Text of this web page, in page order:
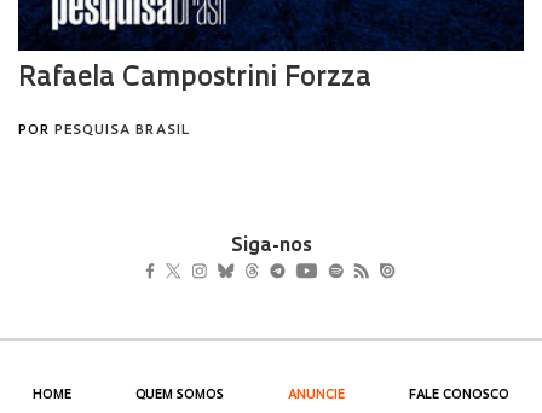
Siga-nos
HOME QUEM SOMOS ANUNCIE FALE CONOSCO